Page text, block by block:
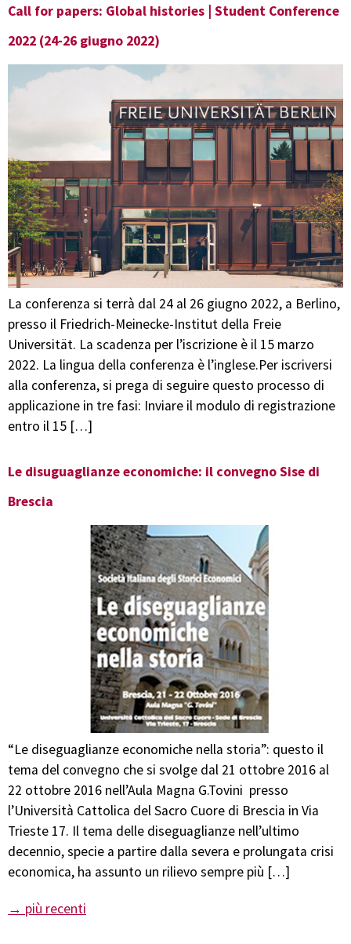
Call for papers: Global histories | Student Conference
2022 (24-26 giugno 2022)
La conferenza si terrà dal 24 al 26 giugno 2022, a Berlino,
presso il Friedrich-Meinecke-Institut della Freie
Universität. La scadenza per l’iscrizione è il 15 marzo
2022. La lingua della conferenza è l’inglese.Per iscriversi
alla conferenza, si prega di seguire questo processo di
applicazione in tre fasi: Inviare il modulo di registrazione
entro il 15 […]
Le disuguaglianze economiche: il convegno Sise di
Brescia
“Le diseguaglianze economiche nella storia”: questo il
tema del convegno che si svolge dal 21 ottobre 2016 al
22 ottobre 2016 nell’Aula Magna G.Tovini presso
l’Università Cattolica del Sacro Cuore di Brescia in Via
Trieste 17. Il tema delle diseguaglianze nell’ultimo
decennio, specie a partire dalla severa e prolungata crisi
economica, ha assunto un rilievo sempre più […]
→ più recenti